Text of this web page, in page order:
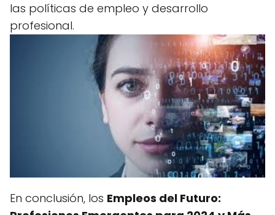
las políticas de empleo y desarrollo
profesional.
En conclusión, los Empleos del Futuro: